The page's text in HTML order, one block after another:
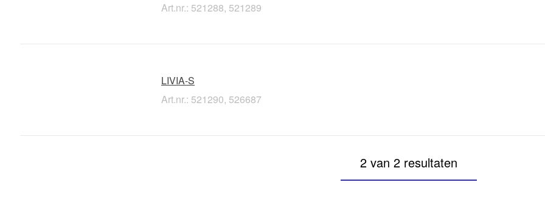
Art.nr.: 521288, 521289
LIVIA-S
Art.nr.: 521290, 526687
2 van 2 resultaten